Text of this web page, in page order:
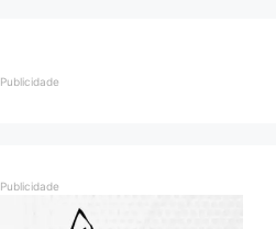
Publicidade
Publicidade